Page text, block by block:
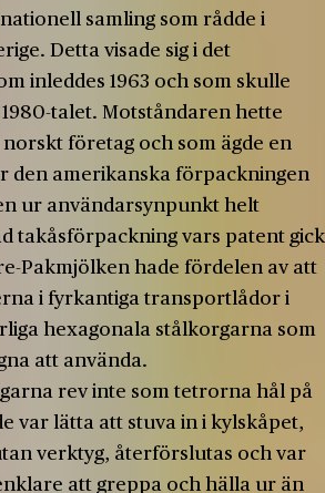
samling som rådde i
Detta visade sig i det
inleddes 1963 och som skulle
talet. Motståndaren hette
företag och som ägde en
den amerikanska förpackningen
ur användarsynpunkt helt
takåsförpackning vars patent gick
Pakmjölken hade fördelen av att
i fyrkantiga transportlådor i
hexagonala stålkorgarna som
att använda.
rev inte som tetrorna hål på
var lätta att stuva in i kylskåpet,
verktyg, återförslutas och var
att greppa och hälla ur än